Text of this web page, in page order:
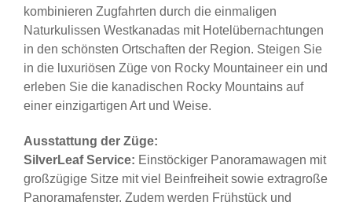
kombinieren Zugfahrten durch die einmaligen
Naturkulissen Westkanadas mit Hotelübernachtungen
in den schönsten Ortschaften der Region. Steigen Sie
in die luxuriösen Züge von Rocky Mountaineer ein und
erleben Sie die kanadischen Rocky Mountains auf
einer einzigartigen Art und Weise.
Ausstattung der Züge:
SilverLeaf Service: Einstöckiger Panoramawagen mit
großzügige Sitze mit viel Beinfreiheit sowie extragroße
Panoramafenster. Zudem werden Frühstück und